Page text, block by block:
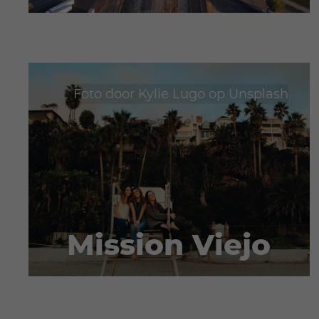
Mission Viejo
Foto door Kylie Lugo op Unsplash